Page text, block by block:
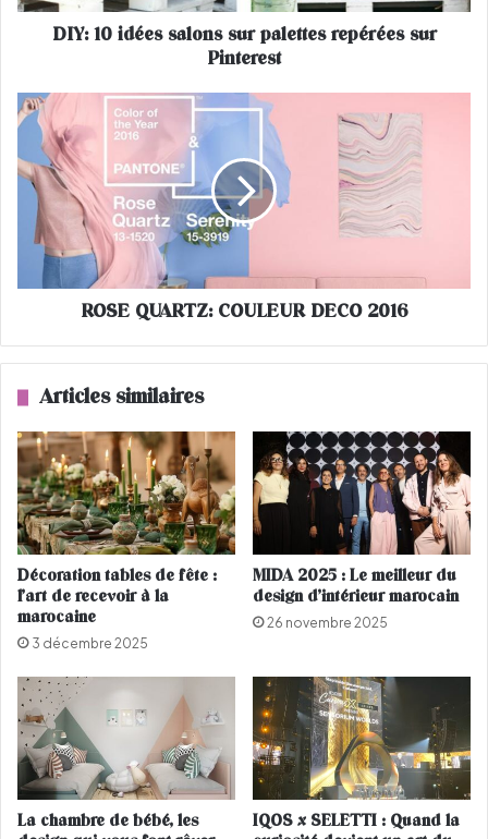
é
a
l
n
p
s
e
p
é
r
é
e
s
s
u
P
n
t
e
r
DIY: 10 idées salons sur palettes repérées sur
Pinterest
R
O
E
T
U
E
U
R
D
E
O
2
1
6
ROSE QUARTZ: COULEUR DECO 2016
Articles similaires
Décoration tables de fête :
l’art de recevoir à la
marocaine
3 décembre 2025
MIDA 2025 : Le meilleur du
design d’intérieur marocain
26 novembre 2025
La chambre de bébé, les
IQOS x SELETTI : Quand la